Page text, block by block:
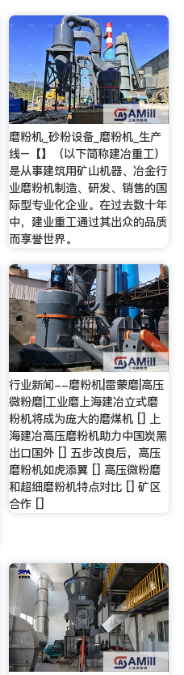
磨粉机_砂粉设备_磨粉机_生产
线–【】（以下简称建冶重工）
是从事建筑用矿山机器、冶金行
业磨粉机制造、研发、销售的国
际型专业化企业。在过去数十年
中，建业重工通过其出众的品质
而享誉世界。
行业新闻--磨粉机|雷蒙磨|高压
微粉磨|工业磨上海建冶立式磨
粉机将成为庞大的磨煤机 [] 上
海建冶高压磨粉机助力中国炭黑
出口国外 [] 五步改良后，高压
磨粉机如虎添翼 [] 高压微粉磨
和超细磨粉机特点对比 [] 矿区
合作 []